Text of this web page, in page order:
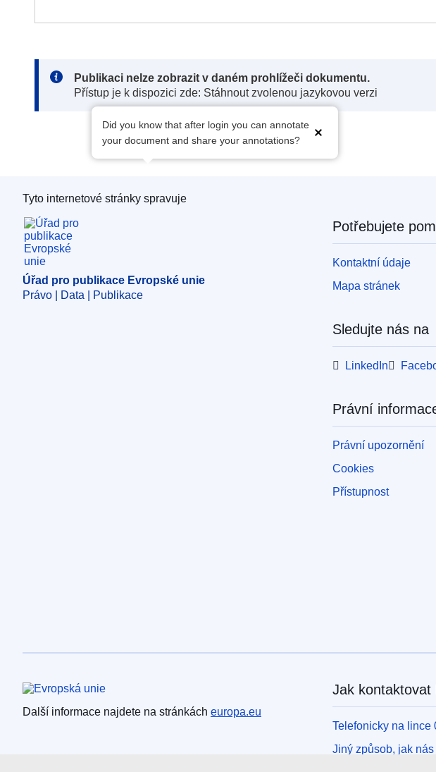
Note:
Publikaci nelze zobrazit v daném prohlížeči dokumentu.
Přístup je k dispozici zde: Stáhnout zvolenou jazykovou verzi
Did you know that after login you can annotate
your document and share your annotations?
Úřad pro publikace Evropské unie
Tyto internetové stránky spravuje
Úřad pro publikace Evropské unie
Právo | Data | Publikace
Potřebujete
Kontaktní údaje
Mapa stránek
Sledujte nás na
LinkedIn
Právní
Právní upozornění
Cookies
Přístupnost
Evropská unie
Další informace najdete na stránkách europa.eu
Jak kontaktovat
Telefonicky na lince
Jiný způsob, jak